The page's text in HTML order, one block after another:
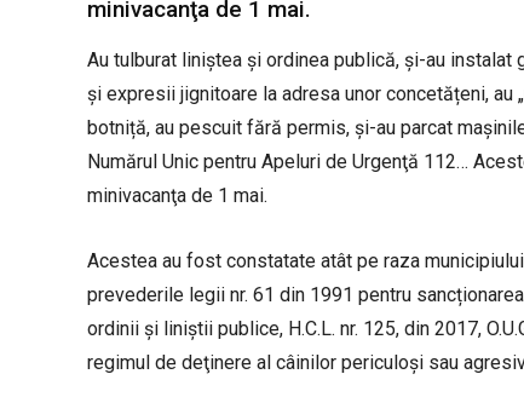
minivacanţa de 1 mai.
Au tulburat liniştea şi ordinea publică, și-au
și expresii jignitoare la adresa unor concetățeni,
botniță, au pescuit fără permis, și-au parcat
Numărul Unic pentru Apeluri de Urgenţă 112…
minivacanţa de 1 mai.
Acestea au fost constatate atât pe raza
prevederile legii nr. 61 din 1991 pentru
ordinii și liniștii publice, H.C.L. nr. 125, din 2017,
regimul de deţinere al câinilor periculoşi sau